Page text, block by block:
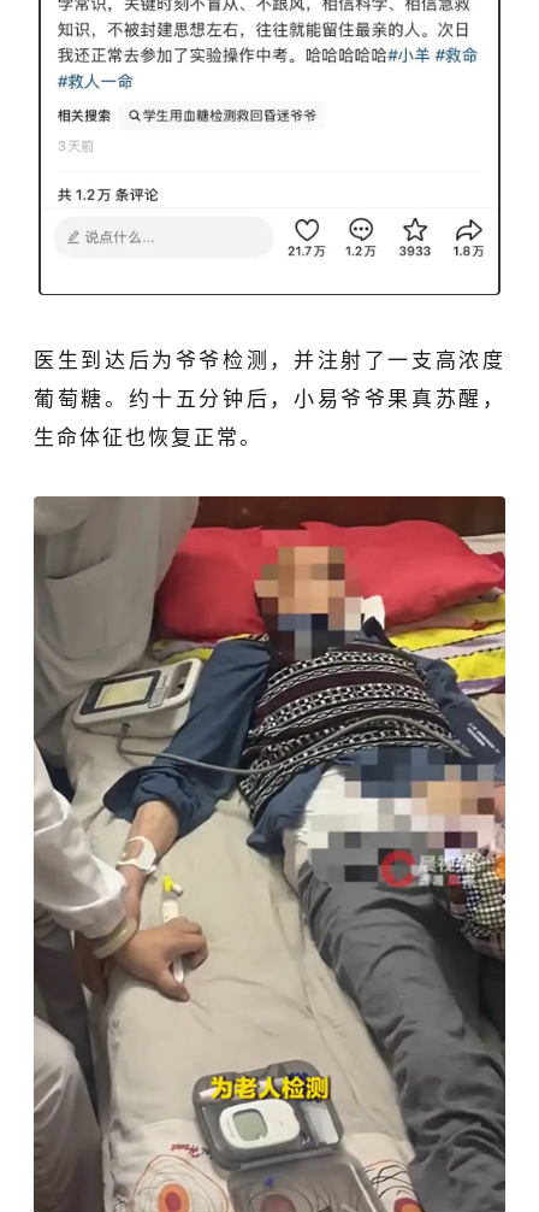
医生到达后为爷爷检测，并注射了一支高浓度
葡萄糖。约十五分钟后，小易爷爷果真苏醒，
生命体征也恢复正常。